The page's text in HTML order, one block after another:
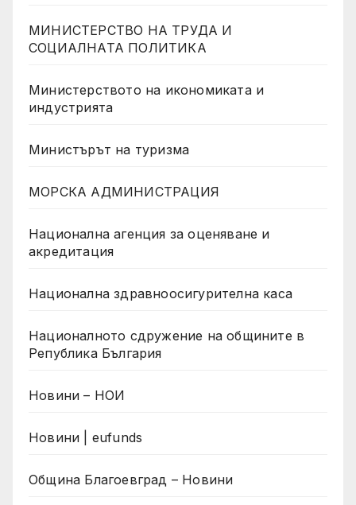
МИНИСТЕРСТВО НА ТРУДА И
СОЦИАЛНАТА ПОЛИТИКА
Министерството на икономиката и
индустрията
Министърът на туризма
МОРСКА АДМИНИСТРАЦИЯ
Национална агенция за оценяване и
акредитация
Национална здравноосигурителна каса
Националното сдружение на общините в
Република България
Новини – НОИ
Новини | eufunds
Община Благоевград – Новини